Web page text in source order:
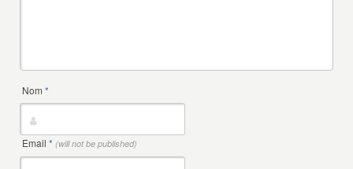
Nom*
Email* (will not be published)